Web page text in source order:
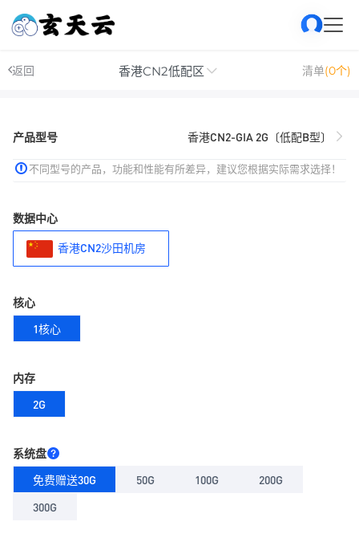
返回 香港CN2低配区 清单(0个)
产品型号 香港CN2-GIA 2G〔低配B型〕
不同型号的产品，功能和性能有所差异，建议您根据实际需求选择！
数据中心
香港CN2沙田机房
核心
1核心
内存
2G
系统盘
免费赠送30G
50G 100G
200G
300G